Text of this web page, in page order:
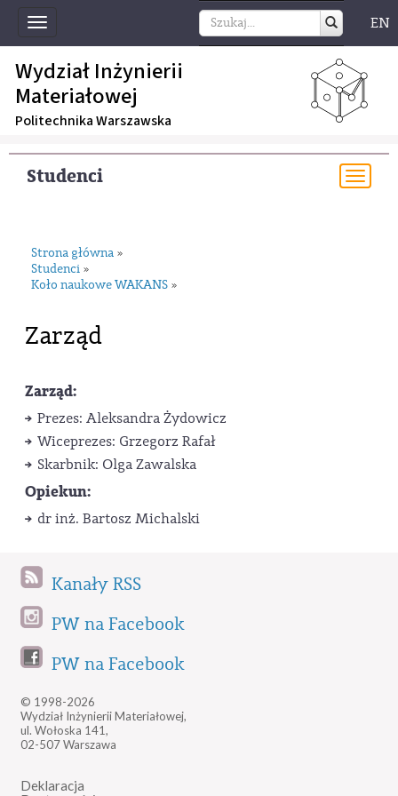
Toggle
navigation
EN
Wydział Inżynierii
Materiałowej
Politechnika Warszawska
Studenci
Strona główna »
Studenci »
Koło naukowe WAKANS »
Zarząd
Zarząd:
Prezes: Aleksandra Żydowicz
Wiceprezes: Grzegorz Rafał
Skarbnik: Olga Zawalska
Opiekun:
dr inż. Bartosz Michalski
Kanały RSS
PW na Facebook
PW na Facebook
© 1998-2026
Wydział Inżynierii Materiałowej,
ul. Wołoska 141,
02-507 Warszawa
Deklaracja